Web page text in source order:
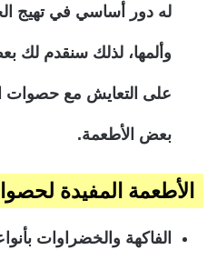
له دور أساسي في تهيج
وألمها، لذلك سنقدم لك
على التعايش مع حصوات
بعض الأطعمة.
الأطعمة المفيدة
الفاكهة والخضراوات